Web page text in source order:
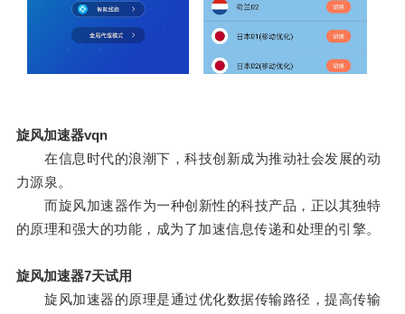
旋风加速器vqn
在信息时代的浪潮下，科技创新成为推动社会发展的动
力源泉。
而旋风加速器作为一种创新性的科技产品，正以其独特
的原理和强大的功能，成为了加速信息传递和处理的引擎。
旋风加速器7天试用
旋风加速器的原理是通过优化数据传输路径，提高传输